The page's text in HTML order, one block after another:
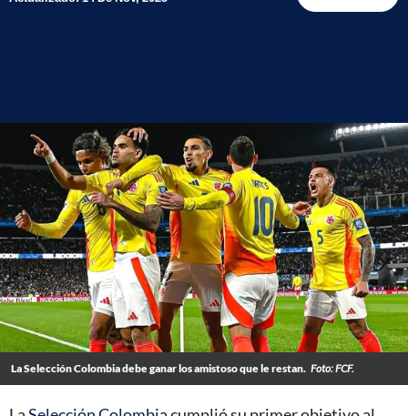
La Selección Colombia debe ganar los amistoso que le restan. Foto: FCF.